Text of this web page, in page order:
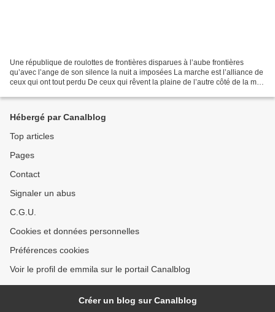
Une république de roulottes de frontières disparues à l’aube frontières
qu’avec l’ange de son silence la nuit a imposées La marche est l’alliance de
ceux qui ont tout perdu De ceux qui rêvent la plaine de l’autre côté de la mer
Hébergé par Canalblog
Top articles
Pages
Contact
Signaler un abus
C.G.U.
Cookies et données personnelles
Préférences cookies
Voir le profil de emmila sur le portail Canalblog
Créer un blog sur Canalblog